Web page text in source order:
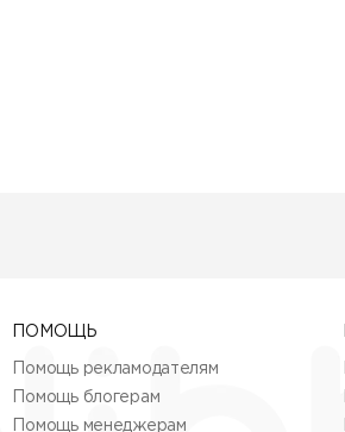
ПОМОЩЬ
Помощь рекламодателям
Помощь блогерам
Помощь менеджерам